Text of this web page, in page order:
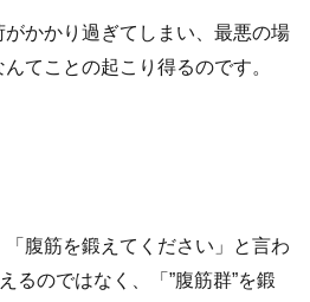
かかり過ぎてしまい、最悪の場
てことの起こり得るのです。
腹筋を鍛えてください」と言わ
るのではなく、「”腹筋群”を鍛